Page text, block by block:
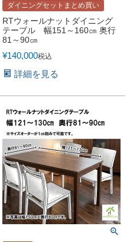
ダイニングセットまとめ買い
RTウォールナットダイニング
テーブル 幅151～160㎝ 奥行
81～90㎝
¥140,000税込
詳細を見る